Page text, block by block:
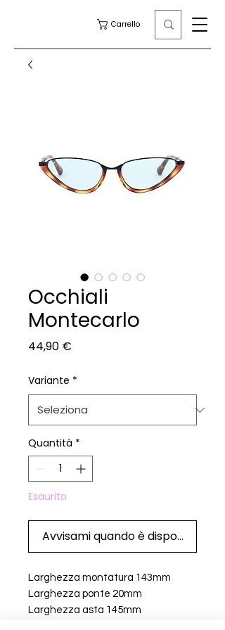
Carrello
Occhiali
Montecarlo
44,90 €
Variante *
Quantità *
Esaurito
Avvisami quando è disponibile
Larghezza montatura 143mm
Larghezza ponte 20mm
Larghezza asta 145mm